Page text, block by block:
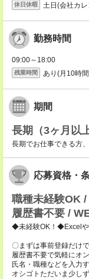
休日休暇 土日(会社カ
勤務時間
09:00～18:00
残業時間 あり(月10時
期間
長期（3ヶ月以上
長期でお仕事できる方
応募資格・
職種未経験OK
履歴書不要 /
◆未経験OK！◆Excelや
〇まずは事前登録だけで
履歴書不要で気軽にオ
氏名・職種などを入力
オシゴトただいま少し